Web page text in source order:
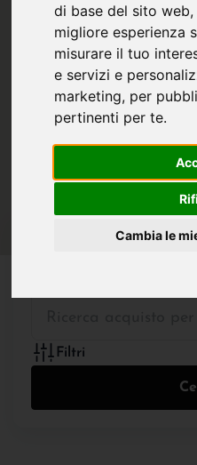
di base del sito web,
migliore esperienza
misurare il tuo
e servizi e
marketing, per
pertinenti per te.
Cambia le
Filtri